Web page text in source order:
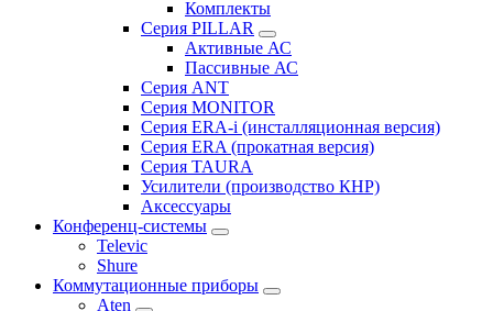
Комплекты
Серия PILLAR
Активные АС
Пассивные АС
Серия ANT
Серия MONITOR
Серия ERA-i (инсталляционная версия)
Серия ERA (прокатная версия)
Серия TAURA
Усилители (производство КНР)
Аксессуары
Конференц-системы
Televic
Shure
Коммутационные приборы
Aten